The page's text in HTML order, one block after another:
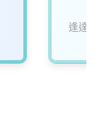
逢達能